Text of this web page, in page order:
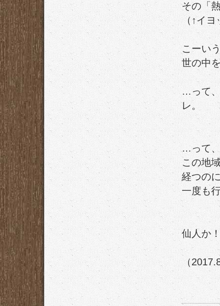
その「
（↑イ
こーい
世の中
…って
レ。
…って
この地
経つの
一度も
仙人か
（